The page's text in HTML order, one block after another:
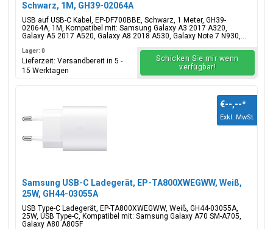
Schwarz, 1M, GH39-02064A
USB auf USB-C Kabel, EP-DF700BBE, Schwarz, 1 Meter, GH39-
02064A, 1M, Kompatibel mit: Samsung Galaxy A3 2017 A320,
Galaxy A5 2017 A520, Galaxy A8 2018 A530, Galaxy Note 7 N930,...
Lager: 0
Lieferzeit: Versandbereit in 5 -
15 Werktagen
Schicken Sie mir wenn
verfügbar!
Samsung USB-C Ladegerät, EP-TA800XWEGWW, Weiß,
25W, GH44-03055A
USB Type-C Ladegerät, EP-TA800XWEGWW, Weiß, GH44-03055A,
25W, USB Type-C, Kompatibel mit: Samsung Galaxy A70 SM-A705,
Galaxy A80 A805F
€--,--*
Exkl. MwSt.